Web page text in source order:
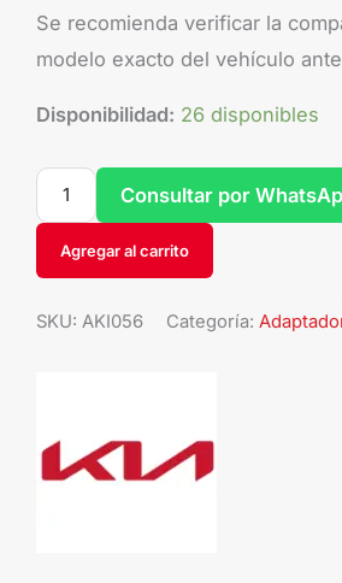
Se recomienda verificar la
modelo exacto del vehículo
Disponibilidad: 26 disponibles
Agregar al carrito
Consultar por
SKU: AKI056 Categoría: